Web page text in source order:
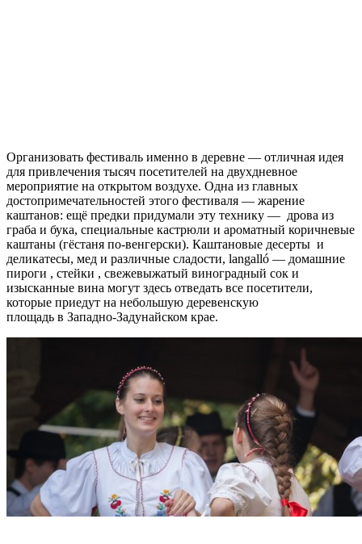
Организовать фестиваль именно в деревне — отличная идея
для привлечения тысяч посетителей на двухдневное
мероприятие на открытом воздухе. Одна из главных
достопримечательностей этого фестиваля — жарение
каштанов: ещё предки придумали эту технику — дрова из
граба и бука, специальные кастрюли и ароматный коричневые
каштаны (гёстаня по-венгерски). Каштановые десерты и
деликатесы, мед и различные сладости, langalló — домашние
пироги , стейки , свежевыжатый виноградный сок и
изысканные вина могут здесь отведать все посетители,
которые приедут на небольшую деревенскую
площадь в Западно-Задунайском крае.